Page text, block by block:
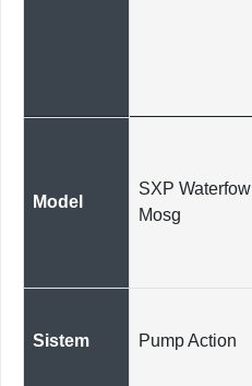
Model
SXP Waterfowl
Mosg
Sistem Pump Action